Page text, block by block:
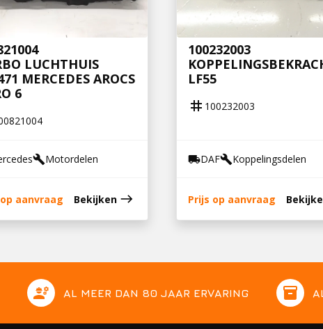
LUCHTHUIS
MERCEDES AROCS
6
buildMotordelen
aanvraag Bekijken east
100232003
LF55
tag 100232003
local_shippingDAFbuildKoppelingsdelen
Prijs op aanvraag
engineering AL MEER DAN 80 JAAR ERVARING inventory